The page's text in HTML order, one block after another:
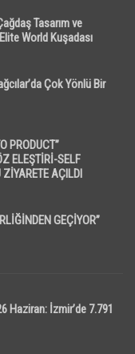
Tasarım ve
World Kuşadası
Çok Yönlü Bir
PRODUCT”
ELEŞTİRİ-SELF
AÇILDI
GEÇİYOR”
Haziran: İzmir’de 7.791